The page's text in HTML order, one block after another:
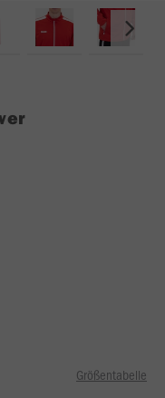
Größentabelle